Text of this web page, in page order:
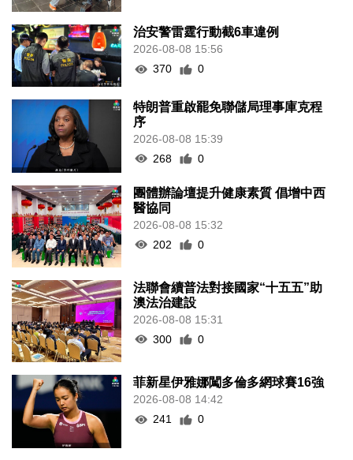
治安警雷霆行動截6車違例
2026-08-08 15:56
370
0
特朗普重啟罷免聯儲局理事庫克程
序
2026-08-08 15:39
268
0
團體辦論壇提升健康素質 倡增中西
醫協同
2026-08-08 15:32
202
0
法聯會續普法對接國家“十五五”助
澳法治建設
2026-08-08 15:31
300
0
菲新星伊雅娜闖多倫多網球賽16強
2026-08-08 14:42
241
0